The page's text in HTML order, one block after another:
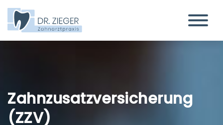
Zahnzusatzversicherung
(ZZV)